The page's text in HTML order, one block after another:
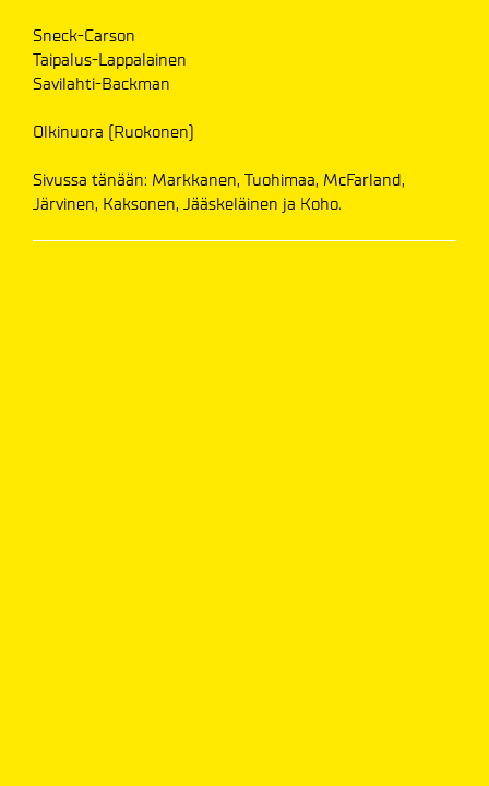
Sneck-Carson
Taipalus-Lappalainen
Savilahti-Backman
Olkinuora (Ruokonen)
Sivussa tänään: Markkanen, Tuohimaa, McFarland,
Järvinen, Kaksonen, Jääskeläinen ja Koho.